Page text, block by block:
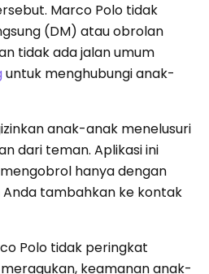
Marco Polo tidak
(DM) atau obrolan
tidak ada jalan umum
untuk menghubungi anak-
anak-anak menelusuri
dari teman. Aplikasi ini
hanya dengan
tambahkan ke kontak
Polo tidak peringkat
keamanan anak-